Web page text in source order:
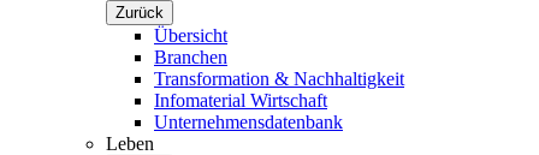
Zurück
Übersicht
Branchen
Transformation & Nachhaltigkeit
Infomaterial Wirtschaft
Unternehmensdatenbank
Leben